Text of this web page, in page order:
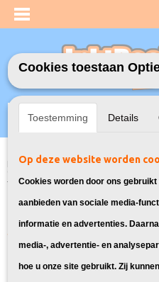
Inloggen Registreren
Home>Model Printer>405XL Inkt
Inkt cartridges
WorkForce Pro
Cookies toestaan
Toestemming Details
Op deze website worden
Cookies worden door ons
aanbieden van sociale media-
informatie en advertenties.
media-, advertentie- en
hoe u onze site gebruikt. Zij